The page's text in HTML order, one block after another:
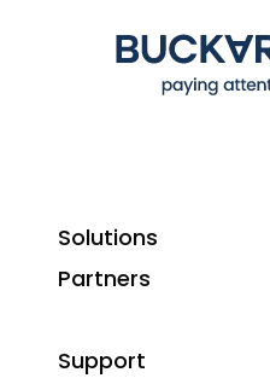
Solutions
Partners
Support